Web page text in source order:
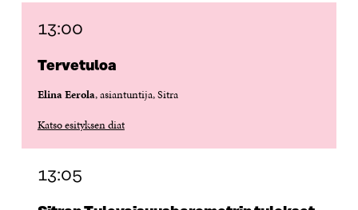
13:00
Tervetuloa
Elina Eerola, asiantuntija, Sitra
Katso esityksen diat
13:05